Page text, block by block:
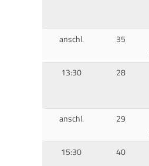
anschl. 35
13:30 28
anschl. 29
15:30 40